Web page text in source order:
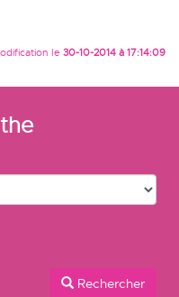
le 30-10-2014 à 17:14:09
Rechercher